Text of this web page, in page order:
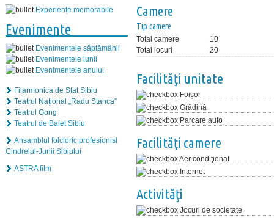
Experiențe memorabile
Evenimente
Evenimentele săptămânii
Evenimentele lunii
Evenimentele anului
Filarmonica de Stat Sibiu
Teatrul Naţional „Radu Stanca”
Teatrul Gong
Teatrul de Balet Sibiu
Ansamblul folcloric profesionist
Cindrelul-Junii Sibiului
ASTRA film
Camere
Tip camere
Total camere
10
Total locuri
20
Facilităţi unitate
Foișor
Grădină
Parcare auto
Facilităţi camere
Aer condiţionat
Internet
Activităţi
Jocuri de societate